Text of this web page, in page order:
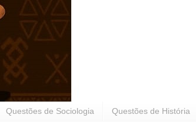
Questões de Sociologia Questões de História